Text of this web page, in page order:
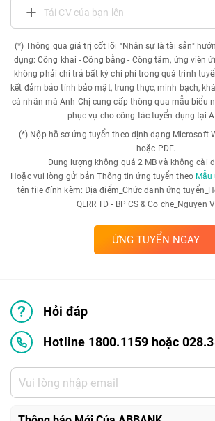
Tải CV của bạn lên
(*) Thông qua giá trị cốt lõi "Nhân sự là tài sản"
dụng: Công khai - Công bằng - Công tâm, ứng viên
không phải chi trả bất kỳ chi phí trong quá trình
kết đảm bảo tính bảo mật, trung thực, minh bạch,
cá nhân mà Anh Chị cung cấp thông qua mẫu biểu
phục vụ cho công tác tuyển dụng tại
(*) Nộp hồ sơ ứng tuyển theo định dạng Microsoft
hoặc PDF.
Dung lượng không quá 2 MB và không cài
Hoặc vui lòng gửi bản Thông tin ứng tuyển theo Mẫu
tên file đính kèm: Địa điểm_Chức danh ứng
QLRR TD - BP CS & Co che_Nguyen
ỨNG TUYỂN NGAY
Hỏi đáp
Hotline 1800.1159 hoặc